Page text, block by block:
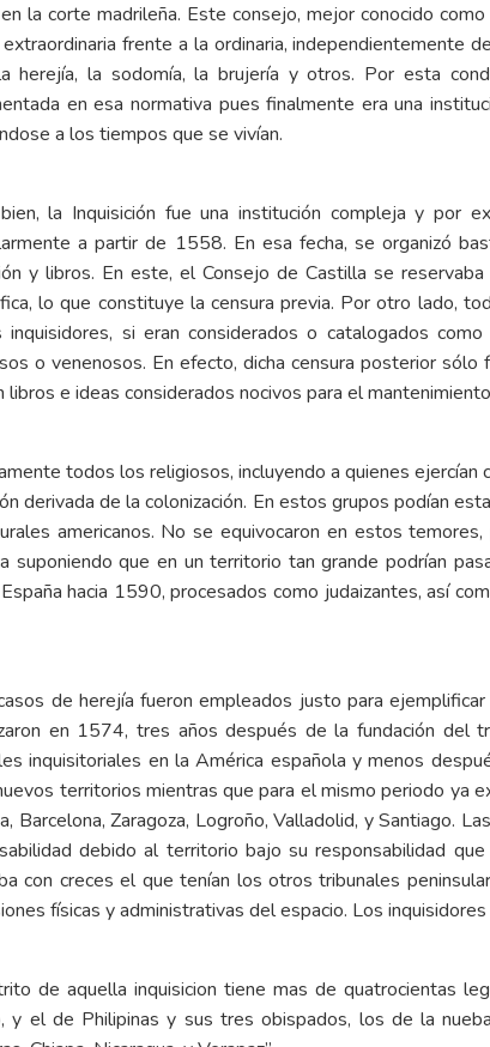
la corte madrileña. Este consejo, mejor conocido
frente a la ordinaria, independientemente
herejía, la sodomía, la brujería y otros. Por esta
en esa normativa pues finalmente era una
a los tiempos que se vivían.
la Inquisición fue una institución compleja y por
a partir de 1558. En esa fecha, se organizó
y libros. En este, el Consejo de Castilla se
lo que constituye la censura previa. Por otro lado,
si eran considerados o catalogados
o venenosos. En efecto, dicha censura posterior
libros e ideas considerados nocivos para el
todos los religiosos, incluyendo a quienes
derivada de la colonización. En estos grupos podían
americanos. No se equivocaron en estos
suponiendo que en un territorio tan grande podrían
hacia 1590, procesados como judaizantes, así
de herejía fueron empleados justo para
en 1574, tres años después de la fundación del
inquisitoriales en la América española y menos
territorios mientras que para el mismo periodo ya
Barcelona, Zaragoza, Logroño, Valladolid, y Santiago.
debido al territorio bajo su responsabilidad
con creces el que tenían los otros tribunales
físicas y administrativas del espacio. Los
de aquella inquisicion tiene mas de quatrocientas
y el de Philipinas y sus tres obispados, los de la nueba